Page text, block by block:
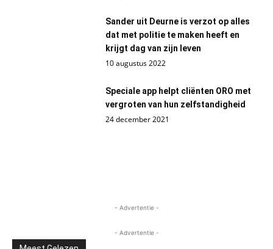
Sander uit Deurne is verzot op alles
dat met politie te maken heeft en
krijgt dag van zijn leven
10 augustus 2022
Speciale app helpt cliënten ORO met
vergroten van hun zelfstandigheid
24 december 2021
- Advertentie -
- Advertentie -